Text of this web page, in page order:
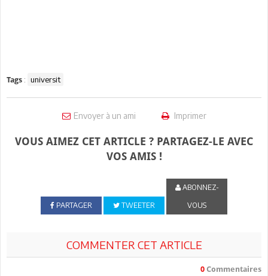
Tags : universit
Envoyer à un ami Imprimer
VOUS AIMEZ CET ARTICLE ? PARTAGEZ-LE AVEC
VOS AMIS !
PARTAGER TWEETER
ABONNEZ-
VOUS
COMMENTER CET ARTICLE
0 Commentaires